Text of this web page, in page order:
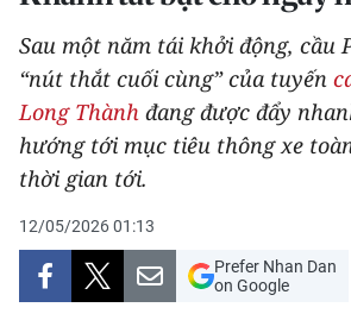
GIÁO DỤC
Y TẾ
KHOA HỌC - CÔNG NGHỆ
MÔI TRƯỜNG
Sau một năm tái khởi động, cầu
“nút thắt cuối cùng” của tuyến
Long Thành đang được đẩy
hướng tới mục tiêu thông xe
thời gian tới.
12/05/2026 01:13
Prefer Nhan Dan
on Google